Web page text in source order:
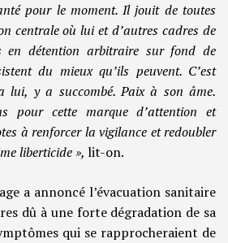
pour le moment. Il jouit de toutes
centrale où lui et d’autres cadres de
en détention arbitraire sur fond de
du mieux qu’ils peuvent. C’est
lui, y a succombé. Paix à son âme.
pour cette marque d’attention et
à renforcer la vigilance et redoubler
liberticide », lit-on.
a annoncé l’évacuation sanitaire
dû à une forte dégradation de sa
qui se rapprocheraient de